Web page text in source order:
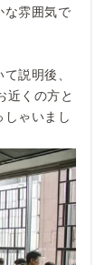
な雰囲気で
説明後、
近くの方と
しゃいまし